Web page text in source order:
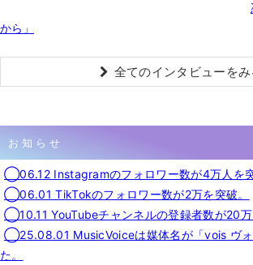
から」
全てのインタビューをみ
お知らせ
◯06.12 Instagramのフォロワー数が4万人を突
◯06.01 TikTokのフォロワー数が2万を突破。
◯10.11 YouTubeチャンネルの登録者数が20万
◯25.08.01 MusicVoiceは媒体名が「vois ヴォ
た。